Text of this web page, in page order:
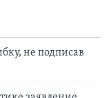
не подписав